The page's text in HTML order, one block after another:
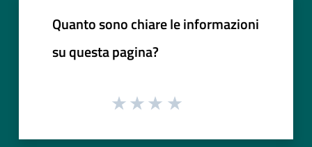
Quanto sono chiare le informazioni
su questa pagina?